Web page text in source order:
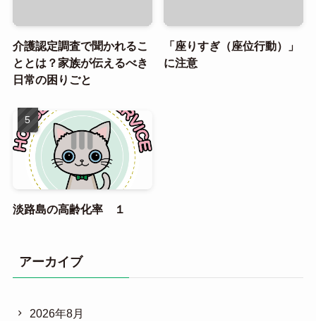
介護認定調査で聞かれるこ
ととは？家族が伝えるべき
日常の困りごと
「座りすぎ（座位行動）」
に注意
淡路島の高齢化率 １
アーカイブ
2026年8月